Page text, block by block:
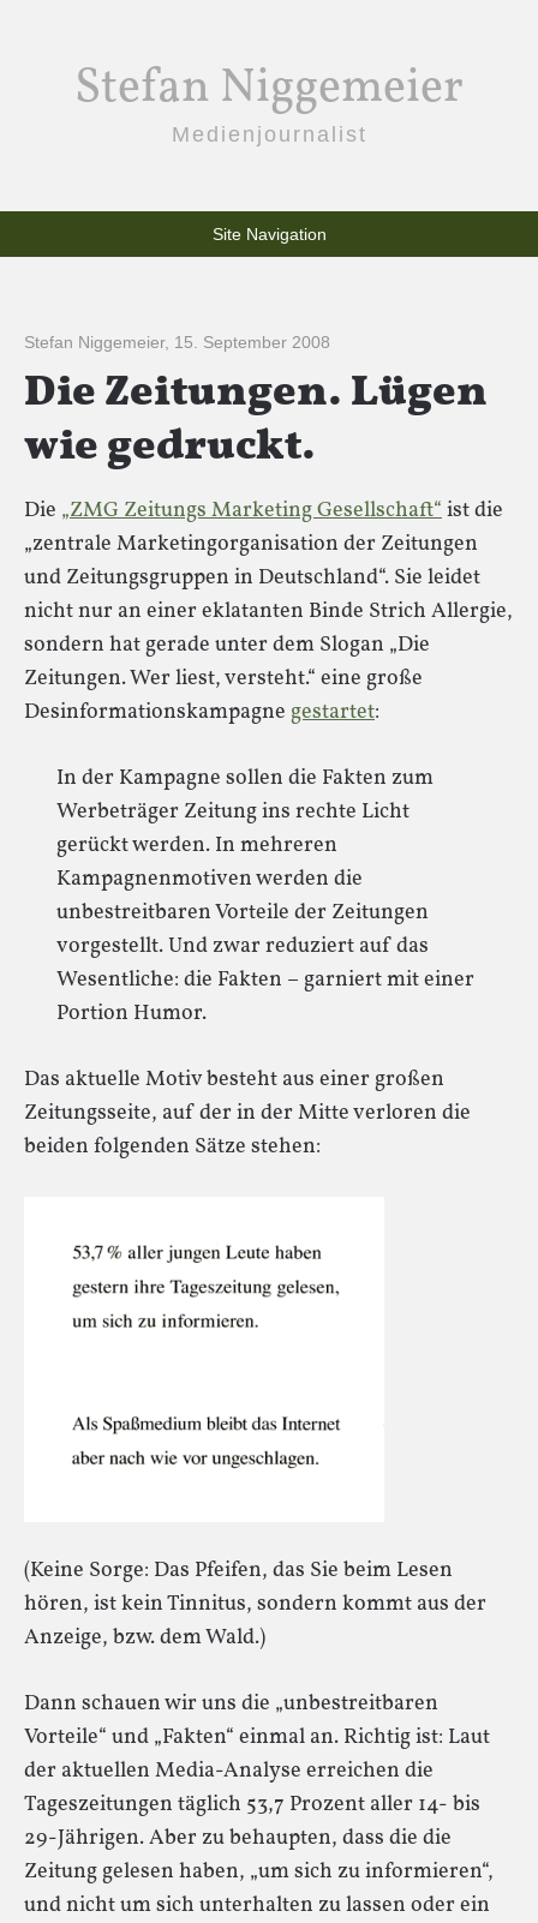
Stefan Niggemeier
Medienjournalist
Site Navigation
Stefan Niggemeier, 15. September 2008
Die Zeitungen. Lügen
wie gedruckt.
Die „ZMG Zeitungs Marketing Gesellschaft“ist die
„zentrale Marketingorganisation der Zeitungen
und Zeitungsgruppen in Deutschland“. Sie leidet
nicht nur an einer eklatanten Binde Strich Allergie,
sondern hat gerade unter dem Slogan „Die
Zeitungen. Wer liest, versteht.“ eine große
Desinformationskampagne gestartet:
In der Kampagne sollen die Fakten zum
Werbeträger Zeitung ins rechte Licht
gerückt werden. In mehreren
Kampagnenmotiven werden die
unbestreitbaren Vorteile der Zeitungen
vorgestellt. Und zwar reduziert auf das
Wesentliche: die Fakten – garniert mit einer
Portion Humor.
Das aktuelle Motiv besteht aus einer großen
Zeitungsseite, auf der in der Mitte verloren die
beiden folgenden Sätze stehen:
(Keine Sorge: Das Pfeifen, das Sie beim Lesen
hören, ist kein Tinnitus, sondern kommt aus der
Anzeige, bzw. dem Wald.)
Dann schauen wir uns die „unbestreitbaren
Vorteile“ und „Fakten“ einmal an. Richtig ist: Laut
der aktuellen Media-Analyse erreichen die
Tageszeitungen täglich 53,7 Prozent aller 14- bis
29-Jährigen. Aber zu behaupten, dass die die
Zeitung gelesen haben, „um sich zu informieren“,
und nicht um sich unterhalten zu lassen oder ein